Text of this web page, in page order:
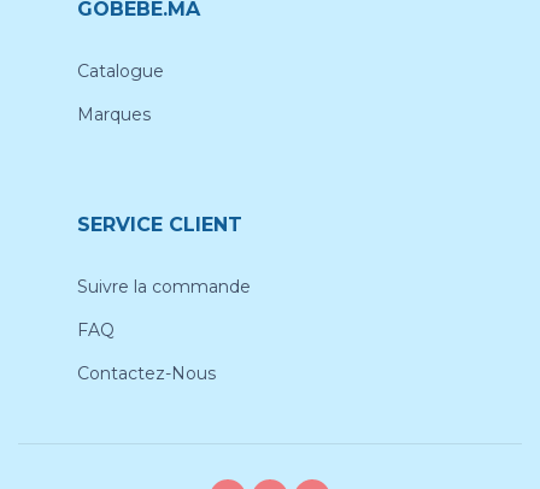
GOBEBE.MA
Catalogue
Marques
SERVICE CLIENT
Suivre la commande
FAQ
Contactez-Nous